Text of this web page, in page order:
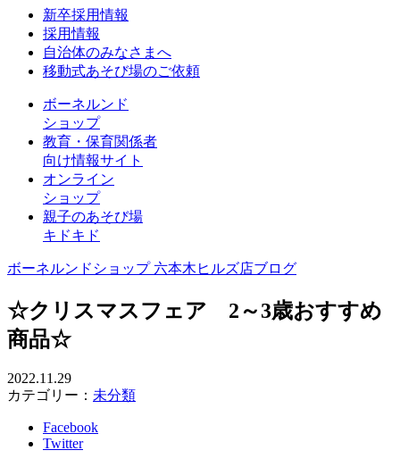
新卒採用情報
採用情報
自治体のみなさまへ
移動式あそび場のご依頼
ボーネルンド
ショップ
教育・保育関係者
向け情報サイト
オンライン
ショップ
親子のあそび場
キドキド
ボーネルンドショップ 六本木ヒルズ店ブログ
☆クリスマスフェア 2～3歳おすすめ
商品☆
2022.11.29
カテゴリー： 未分類
Facebook
Twitter